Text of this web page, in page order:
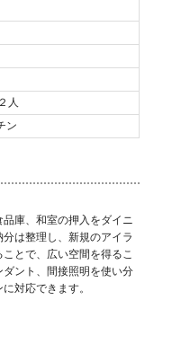
人
ン
庫、和室の押入をダイニ
は整理し、新規のアイラ
とで、広い空間を得るこ
ント、間接照明を使い分
対応できます。